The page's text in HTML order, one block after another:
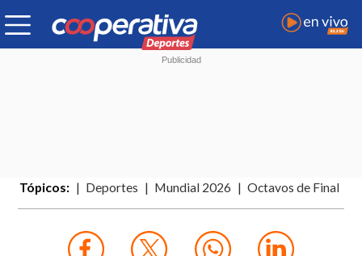
Tópicos: Deportes Mundial 2026 Octavos de Final